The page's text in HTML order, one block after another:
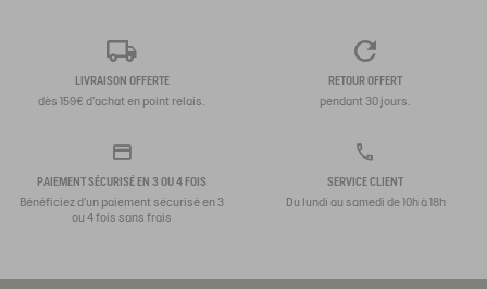
LIVRAISON OFFERTE
dès 159€ d'achat en point relais.
RETOUR OFFERT
pendant 30 jours.
PAIEMENT SÉCURISÉ EN 3 OU 4 FOIS
Bénéficiez d'un paiement sécurisé en 3
ou 4 fois sans frais
SERVICE CLIENT
Du lundi au samedi de 10h à 18h